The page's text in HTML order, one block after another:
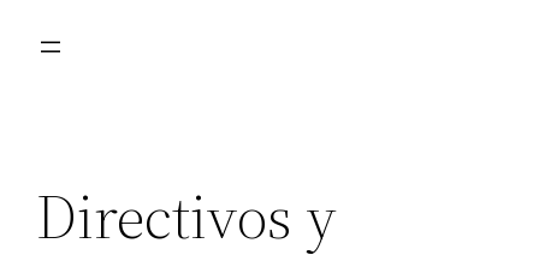
Directivos y